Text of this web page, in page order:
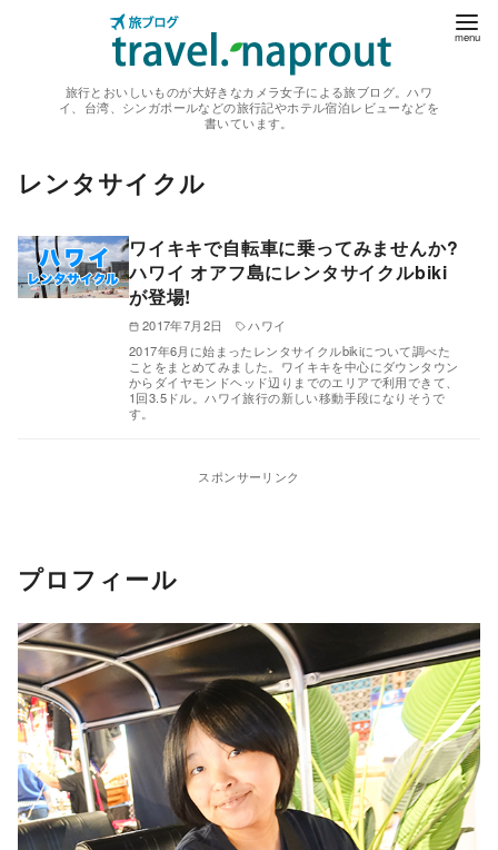
旅行とおいしいものが大好きなカメラ女子による旅ブログ。ハワ
イ、台湾、シンガポールなどの旅行記やホテル宿泊レビューなどを
書いています。
レンタサイクル
ワイキキで自転車に乗ってみませんか?
ハワイ オアフ島にレンタサイクルbiki
が登場!
2017年7月2日
ハワイ
2017年6月に始まったレンタサイクルbikiについて調べた
ことをまとめてみました。ワイキキを中心にダウンタウン
からダイヤモンドヘッド辺りまでのエリアで利用できて、
1回3.5ドル。ハワイ旅行の新しい移動手段になりそうで
す。
スポンサーリンク
プロフィール